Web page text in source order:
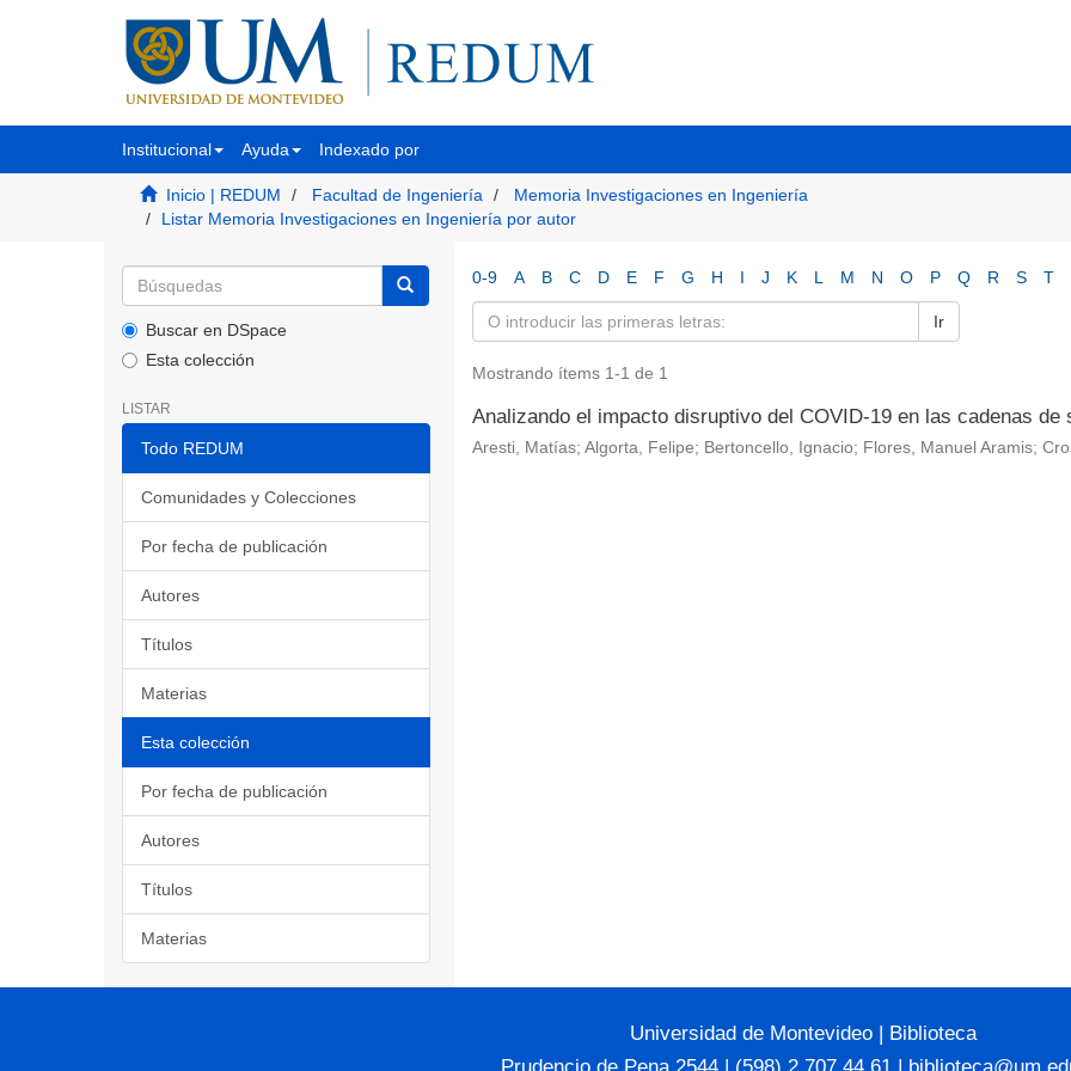
Institucional Ayuda Indexado por
Inicio | REDUM Facultad de Ingeniería
Memoria Investigaciones en Ingeniería
Listar Memoria Investigaciones en Ingeniería por autor
Buscar en DSpace
Esta colección
LISTAR
Todo REDUM
Comunidades y Colecciones
Por fecha de publicación
Autores
Títulos
Materias
Esta colección
Por fecha de publicación
Autores
Títulos
Materias
0-9 A B C D E F G H I J K L M N O P Q R S T
Ir
Mostrando ítems 1-1 de 1
Analizando el impacto disruptivo del COVID-19 en las cadenas de
Aresti, Matías; Algorta, Felipe; Bertoncello, Ignacio; Flores, Manuel Aramis;
Universidad de Montevideo | Biblioteca